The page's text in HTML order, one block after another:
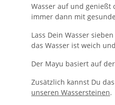
Wasser auf und genießt
immer dann mit
Lass Dein Wasser
das Wasser ist weich
Der Mayu basiert auf
Zusätzlich kannst Du
unseren Wassersteinen.